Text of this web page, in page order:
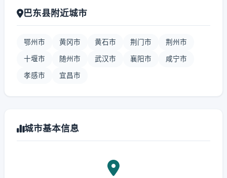
巴东县附近城市
鄂州市 黄冈市 黄石市 荆门市 荆州市
十堰市 随州市 武汉市 襄阳市 咸宁市
孝感市 宜昌市
城市基本信息